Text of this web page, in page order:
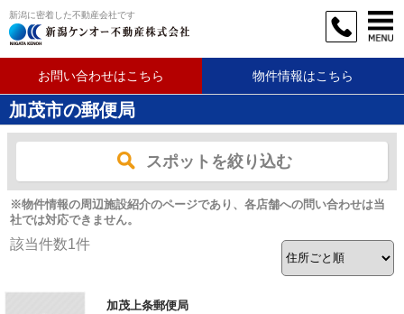
新潟に密着した不動産会社です
お問い合わせはこちら 物件情報はこちら
加茂市の郵便局
スポットを絞り込む
※物件情報の周辺施設紹介のページであり、各店舗への問い合わせは当
社では対応できません。
該当件数1件
加茂上条郵便局